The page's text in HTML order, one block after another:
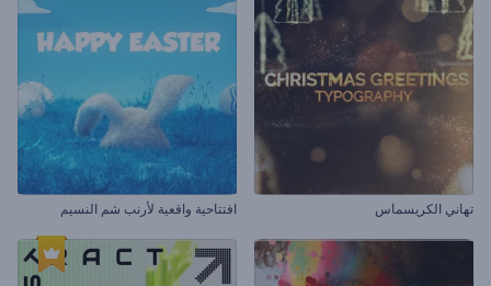
تهاني الكريسماس افتتاحية واقعية لأرنب شم النسيم